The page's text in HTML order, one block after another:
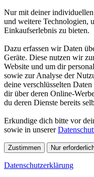
Nur mit deiner
und weitere Technologien,
Einkaufserlebnis zu bieten.
Dazu erfassen wir Daten
Geräte. Diese nutzen wir
Website und um dir
sowie zur Analyse der
deine verschlüsselten
dir über deren Online-
du deren Dienste bereits
Erkundige dich bitte vor
sowie in unserer
Zustimmen Nur
Datenschutzerklärung